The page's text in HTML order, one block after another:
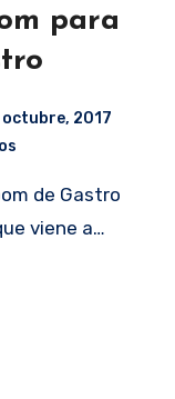
para
octubre, 2017
viene a…